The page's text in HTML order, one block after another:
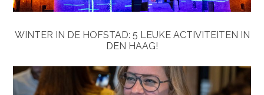
WINTER IN DE HOFSTAD: 5 LEUKE ACTIVITEITEN IN
DEN HAAG!